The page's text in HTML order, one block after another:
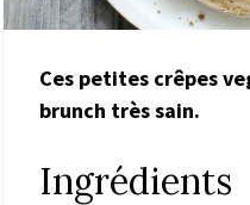
Ces petites crêpes
brunch très sain.
Ingrédients